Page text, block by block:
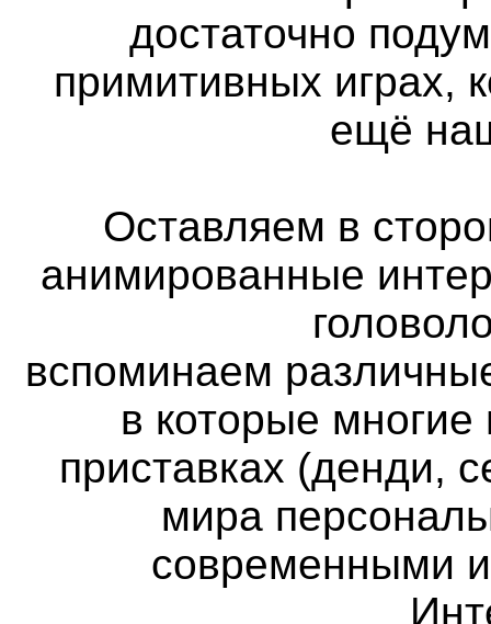
достаточно
примитивных играх,
ещё
Оставляем в
анимированные
вспоминаем
в которые
приставках (денди,
мира
современными